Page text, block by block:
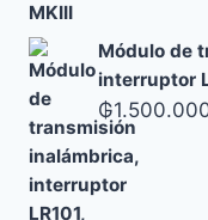
Módulo de
interruptor
₲